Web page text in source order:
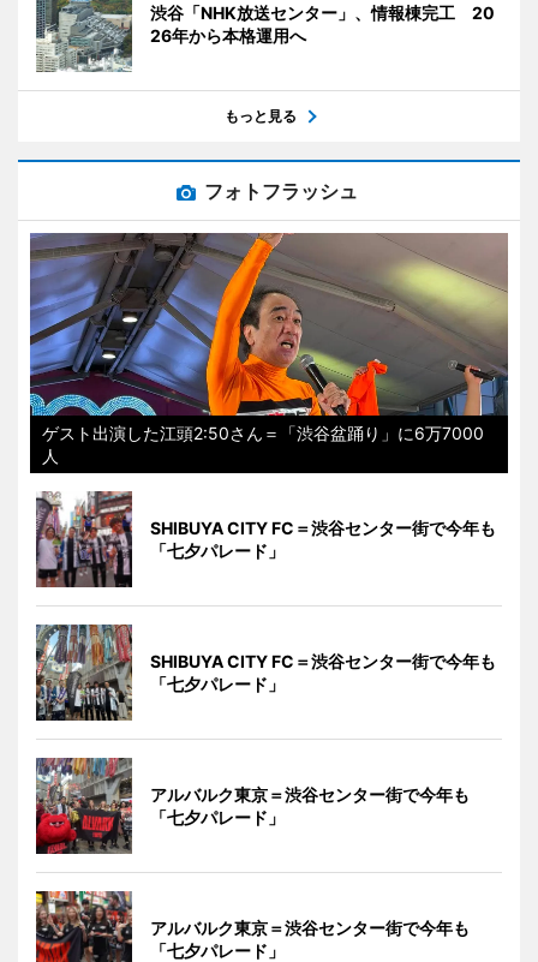
渋谷「NHK放送センター」、情報棟完工 20
26年から本格運用へ
もっと見る
フォトフラッシュ
ゲスト出演した江頭2:50さん＝「渋谷盆踊り」に6万7000
人
SHIBUYA CITY FC＝渋谷センター街で今年も
「七夕パレード」
SHIBUYA CITY FC＝渋谷センター街で今年も
「七夕パレード」
アルバルク東京＝渋谷センター街で今年も
「七夕パレード」
アルバルク東京＝渋谷センター街で今年も
「七夕パレード」